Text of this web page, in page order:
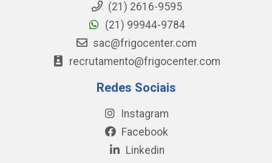
(21) 2616-9595
(21) 99944-9784
sac@frigocenter.com
recrutamento@frigocenter.com
Redes Sociais
Instagram
Facebook
Linkedin